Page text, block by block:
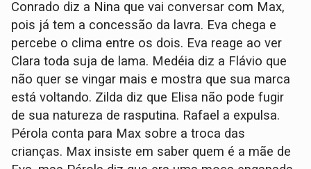
Conrado diz a Nina que vai conversar com Max,
pois já tem a concessão da lavra. Eva chega e
percebe o clima entre os dois. Eva reage ao ver
Clara toda suja de lama. Medéia diz a Flávio que
não quer se vingar mais e mostra que sua marca
está voltando. Zilda diz que Elisa não pode fugir
de sua natureza de rasputina. Rafael a expulsa.
Pérola conta para Max sobre a troca das
crianças. Max insiste em saber quem é a mãe de